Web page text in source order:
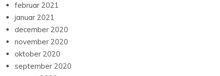
februar 2021
januar 2021
december 2020
november 2020
oktober 2020
september 2020